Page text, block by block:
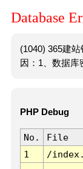
Database
(1040) 365建
因：1、数据库
PHP Debug
No. File
1
/